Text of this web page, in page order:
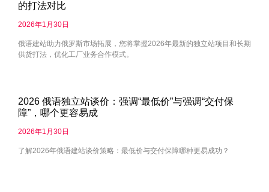
的打法对比
2026年1月30日
俄语建站助力俄罗斯市场拓展，您将掌握2026年最新的独立站项目和长期
供货打法，优化工厂业务合作模式。
2026 俄语独立站谈价：强调“最低价”与强调“交付保
障”，哪个更容易成
2026年1月30日
了解2026年俄语建站谈价策略：最低价与交付保障哪种更易成功？